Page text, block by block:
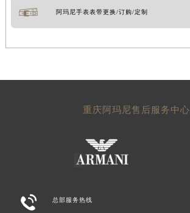
阿玛尼手表表带更换/订购/定制
重庆阿玛尼售后服务中心
 总部服务热线